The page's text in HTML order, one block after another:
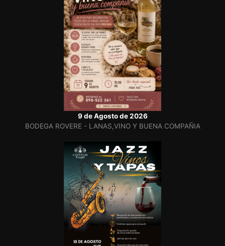
9 de Agosto de 2026
BODEGA ROVERE - LANAS,VINO Y BUENA COMPAÑIA